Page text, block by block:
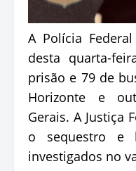
A Polícia
desta quarta-
prisão e 79 de
Horizonte e
Gerais. A Justiça
o sequestro e
investigados no